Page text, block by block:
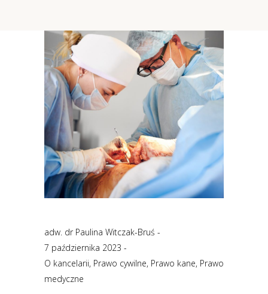
adw. dr Paulina Witczak-Bruś
7 października 2023
O kancelarii, Prawo cywilne, Prawo kane, Prawo
medyczne